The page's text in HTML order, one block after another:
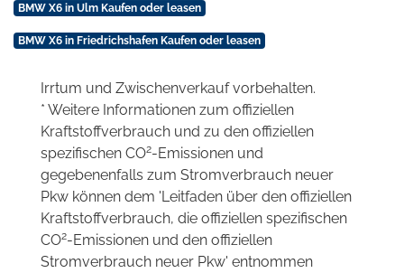
BMW X6 in Ulm Kaufen oder leasen
BMW X6 in Friedrichshafen Kaufen oder leasen
Irrtum und Zwischenverkauf vorbehalten.
* Weitere Informationen zum offiziellen
Kraftstoffverbrauch und zu den offiziellen
spezifischen CO2-Emissionen und
gegebenenfalls zum Stromverbrauch neuer
Pkw können dem 'Leitfaden über den offiziellen
Kraftstoffverbrauch, die offiziellen spezifischen
CO2-Emissionen und den offiziellen
Stromverbrauch neuer Pkw' entnommen